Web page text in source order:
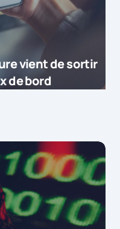
vient de sortir
de bord